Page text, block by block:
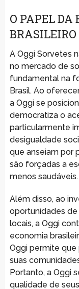
O PAPEL DA
BRASILEIRO
A Oggi Sorvetes
no mercado de
fundamental na
Brasil. Ao
a Oggi se
democratiza o
particularmente
desigualdade
que anseiam por
são forçadas a
menos saudáveis.
Além disso, ao
oportunidades
locais, a Oggi
economia
Oggi permite
suas
Portanto, a Oggi
qualidade de